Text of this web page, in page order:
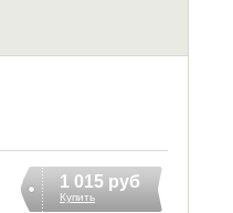
1 015 руб
Купить